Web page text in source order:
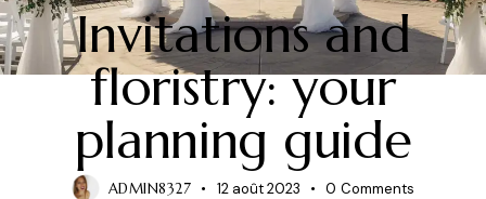
Invitations and
floristry: your
planning guide
ADMIN8327 12 août 2023 0 Comments